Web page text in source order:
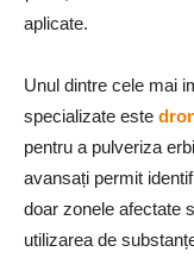
aplicate.
Unul dintre cele mai
specializate este
pentru a pulveriza
avansați permit
doar zonele afectate
utilizarea de